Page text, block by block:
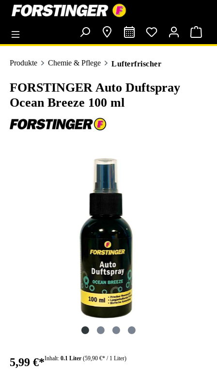
springen
Produkte Chemie & Pflege Lufterfrischer
FORSTINGER Auto Duftspray
Ocean Breeze 100 ml
5,99 €*Inhalt: 0.1 Liter (59,90 €* / 1 Liter)